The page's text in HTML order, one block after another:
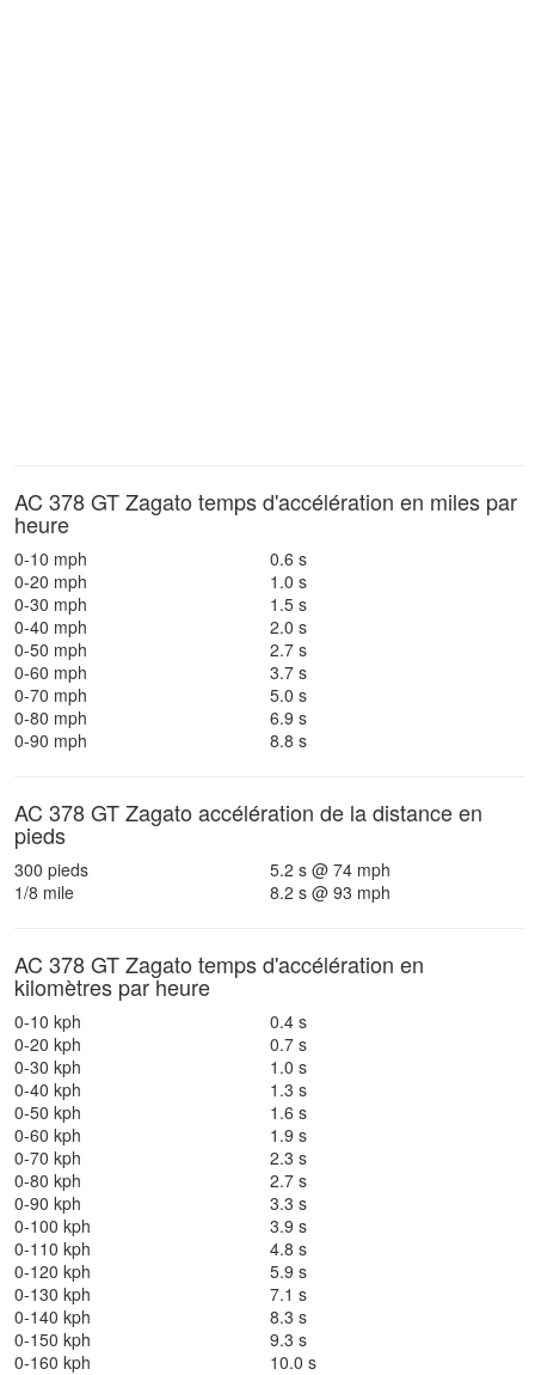
AC 378 GT Zagato temps d'accélération en miles par
heure
0-10 mph
0.6 s
0-20 mph
1.0 s
0-30 mph
1.5 s
0-40 mph
2.0 s
0-50 mph
2.7 s
0-60 mph
3.7 s
0-70 mph
5.0 s
0-80 mph
6.9 s
0-90 mph
8.8 s
AC 378 GT Zagato accélération de la distance en
pieds
300 pieds
5.2 s @ 74 mph
1/8 mile
8.2 s @ 93 mph
AC 378 GT Zagato temps d'accélération en
kilomètres par heure
0-10 kph
0.4 s
0-20 kph
0.7 s
0-30 kph
1.0 s
0-40 kph
1.3 s
0-50 kph
1.6 s
0-60 kph
1.9 s
0-70 kph
2.3 s
0-80 kph
2.7 s
0-90 kph
3.3 s
0-100 kph
3.9 s
0-110 kph
4.8 s
0-120 kph
5.9 s
0-130 kph
7.1 s
0-140 kph
8.3 s
0-150 kph
9.3 s
0-160 kph
10.0 s